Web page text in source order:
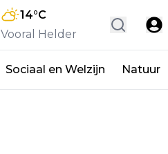
14°C
Vooral Helder
Sociaal en Welzijn Natuur